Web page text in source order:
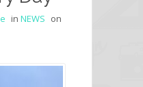
in NEWS on